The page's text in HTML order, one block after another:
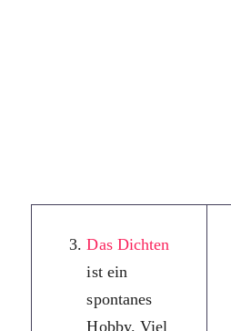
Das Dichten
ist ein
spontanes
Hobby. Viel